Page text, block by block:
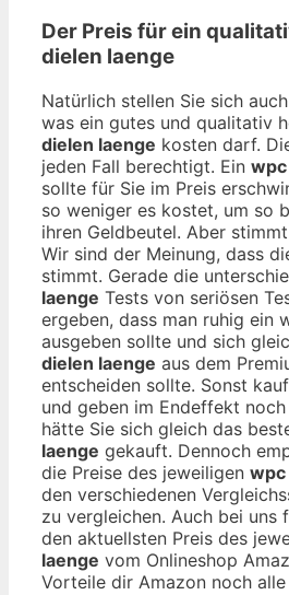
Der Preis für ein
dielen laenge
Natürlich stellen Sie sich
was ein gutes und qualitativ
dielen laenge kosten darf.
jeden Fall berechtigt. Ein
sollte für Sie im Preis
so weniger es kostet, um so
ihren Geldbeutel. Aber
Wir sind der Meinung, dass
stimmt. Gerade die
laenge Tests von seriösen
ergeben, dass man ruhig ein
ausgeben sollte und sich
dielen laenge aus dem
entscheiden sollte. Sonst
und geben im Endeffekt
hätte Sie sich gleich das
laenge gekauft. Dennoch
die Preise des jeweiligen wpc
den verschiedenen
zu vergleichen. Auch bei uns
den aktuellsten Preis des
laenge vom Onlineshop
Vorteile dir Amazon noch